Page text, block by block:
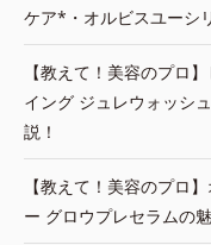
ケア*・オルビスユーシ
【教えて！美容のプロ
イング ジュレウォッシ
説！
【教えて！美容のプロ
ー グロウプレセラムの